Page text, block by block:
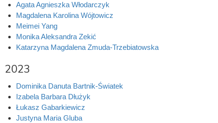
Agata Agnieszka Włodarczyk
Magdalena Karolina Wójtowicz
Meimei Yang
Monika Aleksandra Zekić
Katarzyna Magdalena Zmuda-Trzebiatowska
2023
Dominika Danuta Bartnik-Światek
Izabela Barbara Dłużyk
Łukasz Gabarkiewicz
Justyna Maria Gluba